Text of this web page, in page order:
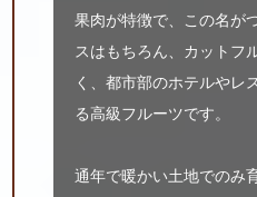
果肉が特徴で、この名が
スはもちろん、カットフ
く、都市部のホテルやレ
る高級フルーツです。
通年で暖かい土地でのみ